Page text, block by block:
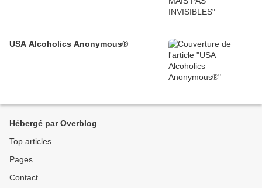
USA Alcoholics Anonymous®
Hébergé par Overblog
Top articles
Pages
Contact